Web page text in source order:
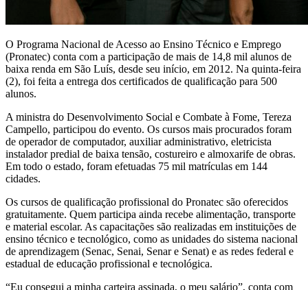
O Programa Nacional de Acesso ao Ensino Técnico e Emprego
(Pronatec) conta com a participação de mais de 14,8 mil alunos de
baixa renda em São Luís, desde seu início, em 2012. Na quinta-feira
(2), foi feita a entrega dos certificados de qualificação para 500
alunos.
A ministra do Desenvolvimento Social e Combate à Fome, Tereza
Campello, participou do evento. Os cursos mais procurados foram
de operador de computador, auxiliar administrativo, eletricista
instalador predial de baixa tensão, costureiro e almoxarife de obras.
Em todo o estado, foram efetuadas 75 mil matrículas em 144
cidades.
Os cursos de qualificação profissional do Pronatec são oferecidos
gratuitamente. Quem participa ainda recebe alimentação, transporte
e material escolar. As capacitações são realizadas em instituições de
ensino técnico e tecnológico, como as unidades do sistema nacional
de aprendizagem (Senac, Senai, Senar e Senat) e as redes federal e
estadual de educação profissional e tecnológica.
“Eu consegui a minha carteira assinada, o meu salário”, conta com